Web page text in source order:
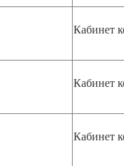
Кабинет
Кабинет
Кабинет